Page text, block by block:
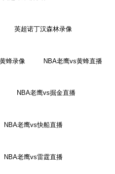
英超诺丁汉森林录像
蜂录像 NBA老鹰vs黄蜂直播
NBA老鹰vs掘金直播
NBA老鹰vs快船直播
NBA老鹰vs雷霆直播